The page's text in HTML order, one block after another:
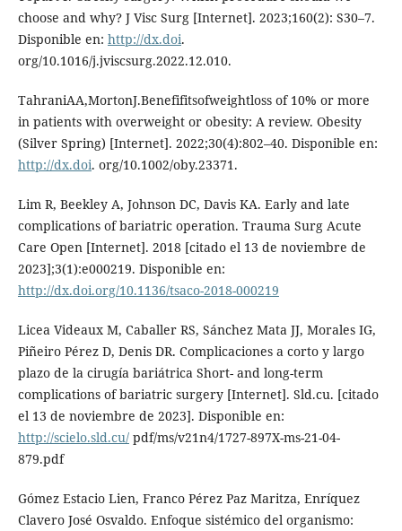
choose and why? J Visc Surg [Internet]. 2023;160(2): S30–7.
Disponible en: http://dx.doi.
org/10.1016/j.jviscsurg.2022.12.010.
TahraniAA,MortonJ.Benefifitsofweightloss of 10% or more
in patients with overweight or obesity: A review. Obesity
(Silver Spring) [Internet]. 2022;30(4):802–40. Disponible en:
http://dx.doi. org/10.1002/oby.23371.
Lim R, Beekley A, Johnson DC, Davis KA. Early and late
complications of bariatric operation. Trauma Surg Acute
Care Open [Internet]. 2018 [citado el 13 de noviembre de
2023];3(1):e000219. Disponible en:
http://dx.doi.org/10.1136/tsaco-2018-000219
Licea Videaux M, Caballer RS, Sánchez Mata JJ, Morales IG,
Piñeiro Pérez D, Denis DR. Complicaciones a corto y largo
plazo de la cirugía bariátrica Short- and long-term
complications of bariatric surgery [Internet]. Sld.cu. [citado
el 13 de noviembre de 2023]. Disponible en:
http://scielo.sld.cu/pdf/ms/v21n4/1727-897X-ms-21-04-
879.pdf
Gómez Estacio Lien, Franco Pérez Paz Maritza, Enríquez
Clavero José Osvaldo. Enfoque sistémico del organismo: